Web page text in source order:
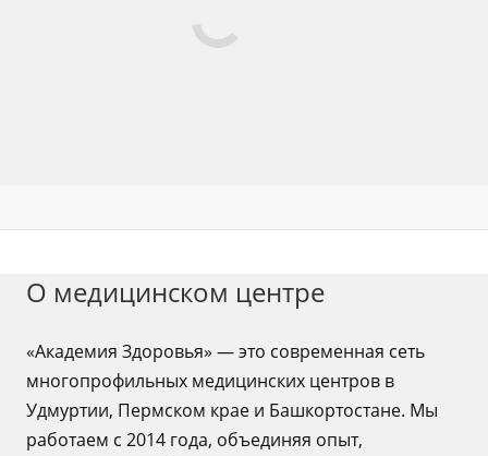
О медицинском центре
«Академия Здоровья» — это современная сеть
многопрофильных медицинских центров в
Удмуртии, Пермском крае и Башкортостане. Мы
работаем с 2014 года, объединяя опыт,